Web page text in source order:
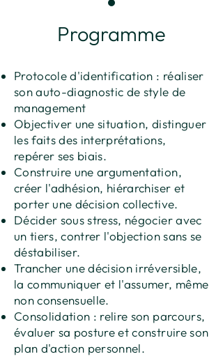
Programme
Protocole d'identification : réaliser
son auto-diagnostic de style de
management
Objectiver une situation, distinguer
les faits des interprétations,
repérer ses biais.
Construire une argumentation,
créer l'adhésion, hiérarchiser et
porter une décision collective.
Décider sous stress, négocier avec
un tiers, contrer l'objection sans se
déstabiliser.
Trancher une décision irréversible,
la communiquer et l'assumer, même
non consensuelle.
Consolidation : relire son parcours,
évaluer sa posture et construire son
plan d'action personnel.